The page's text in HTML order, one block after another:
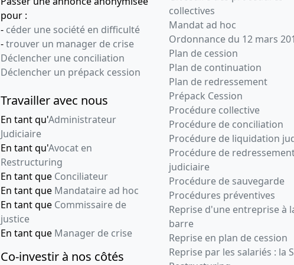
pour :
- céder une société en difficulté
-trouver un manager de crise
Déclencher une conciliation
Déclencher un prépack cession
Travailler avec nous
En tant qu'Administrateur
Judiciaire
En tant qu'Avocat en
Restructuring
En tant que Conciliateur
En tant que Mandataire ad hoc
En tant que Commissaire de
justice
En tant que Manager de crise
Co-investir à nos côtés
collectives
Mandat ad hoc
Ordonnance du 12 mars
Plan de cession
Plan de continuation
Plan de redressement
Prépack Cession
Procédure collective
Procédure de conciliation
Procédure de liquidation
Procédure de
judiciaire
Procédure de sauvegarde
Procédures préventives
Reprise d'une entreprise à
barre
Reprise en plan de cession
Reprise par les salariés : la